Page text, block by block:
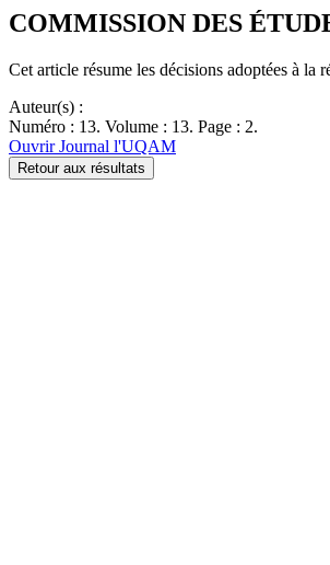
COMMISSION DES
Cet article résume les décisions adoptées à la
Auteur(s) :
Numéro : 13. Volume : 13. Page : 2.
Ouvrir Journal l'UQAM
Retour aux résultats